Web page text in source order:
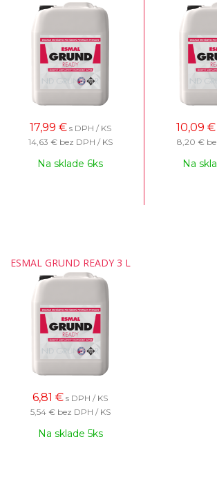
17,99 € s DPH / KS
14,63 € bez DPH / KS
Na sklade 6ks
10,09 €
8,20 €
Na
ESMAL GRUND READY 3 L
6,81 € s DPH / KS
5,54 € bez DPH / KS
Na sklade 5ks